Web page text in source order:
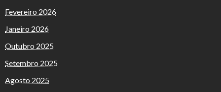
Fevereiro 2026
Janeiro 2026
Outubro 2025
Setembro 2025
Agosto 2025